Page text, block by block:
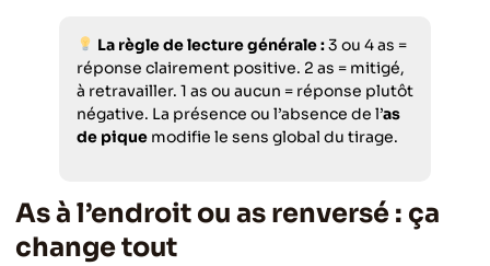
La règle de lecture générale :3 ou 4 as =
réponse clairement positive. 2 as = mitigé,
à retravailler. 1 as ou aucun = réponse plutôt
négative. La présence ou l’absence de l’as
de pique modifie le sens global du tirage.
As à l’endroit ou as renversé : ça
change tout